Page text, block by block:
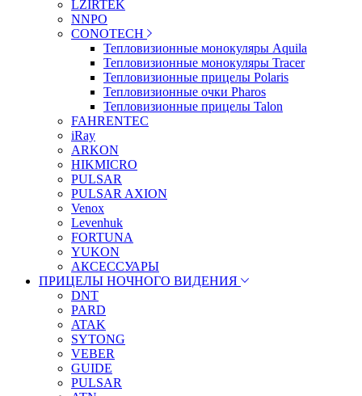
LZIRTEK
NNPO
CONOTECH
Тепловизионные монокуляры Aquila
Тепловизионные монокуляры Tracer
Тепловизионные прицелы Polaris
Тепловизионные очки Pharos
Тепловизионные прицелы Talon
FAHRENTEC
iRay
ARKON
HIKMICRO
PULSAR
PULSAR AXION
Venox
Levenhuk
FORTUNA
YUKON
АКСЕССУАРЫ
ПРИЦЕЛЫ НОЧНОГО ВИДЕНИЯ
DNT
PARD
ATAK
SYTONG
VEBER
GUIDE
PULSAR